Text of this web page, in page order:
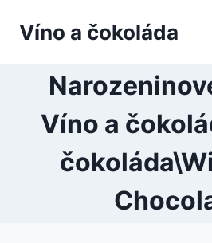
Víno a čokoláda
Víno a